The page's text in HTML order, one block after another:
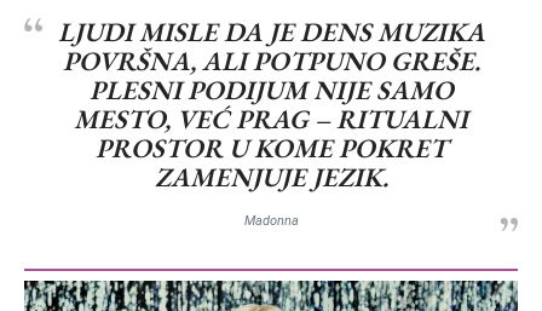
LJUDI MISLE DA JE DENS MUZIKA
POVRŠNA, ALI POTPUNO GREŠE.
PLESNI PODIJUM NIJE SAMO
MESTO, VEĆ PRAG – RITUALNI
PROSTOR U KOME POKRET
ZAMENJUJE JEZIK.
Madonna